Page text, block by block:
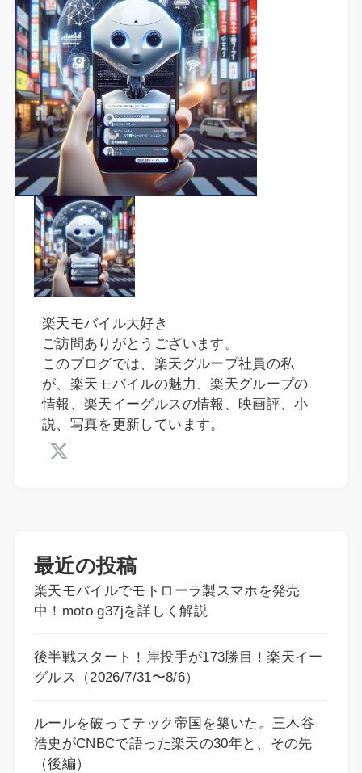
楽天モバイル大好き
ご訪問ありがとうございます。
このブログでは、楽天グループ社員の私
が、楽天モバイルの魅力、楽天グループの
情報、楽天イーグルスの情報、映画評、小
説、写真を更新しています。
最近の投稿
楽天モバイルでモトローラ製スマホを発売
中！moto g37jを詳しく解説
後半戦スタート！岸投手が173勝目！楽天イー
グルス（2026/7/31〜8/6）
ルールを破ってテック帝国を築いた。三木谷
浩史がCNBCで語った楽天の30年と、その先
（後編）